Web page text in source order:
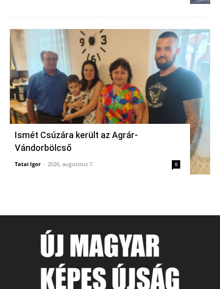
Ismét Csúzára került az Agrár-
Vándorbölcső
Tatai Igor - 2026, augusztus 7. 0